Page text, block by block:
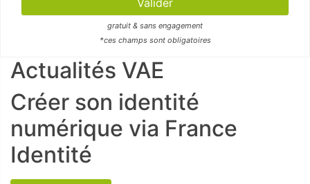
gratuit & sans engagement
*ces champs sont obligatoires
Actualités VAE
Créer son identité
numérique via France
Identité